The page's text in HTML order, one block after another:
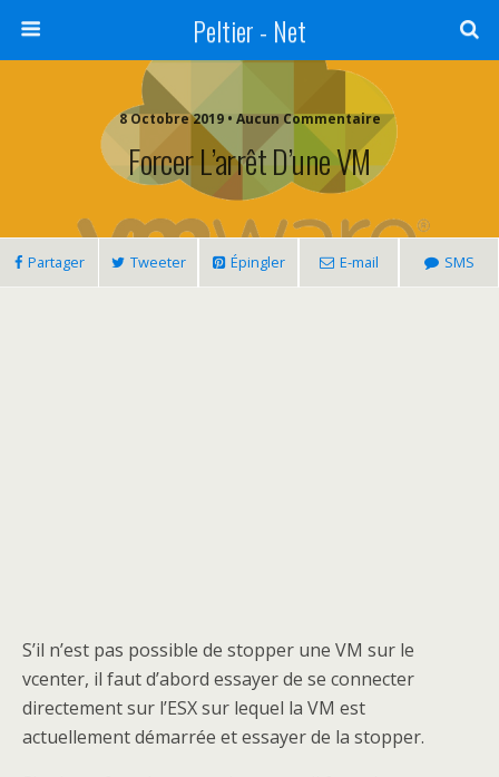
Peltier - Net
8 Octobre 2019 • Aucun Commentaire
Forcer L’arrêt D’une VM
Partager Tweeter Épingler E-mail SMS
S’il n’est pas possible de stopper une VM sur le
vcenter, il faut d’abord essayer de se connecter
directement sur l’ESX sur lequel la VM est
actuellement démarrée et essayer de la stopper.